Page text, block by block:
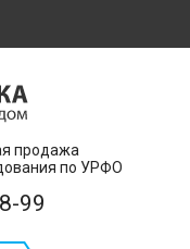
продажа
по УРФО
99